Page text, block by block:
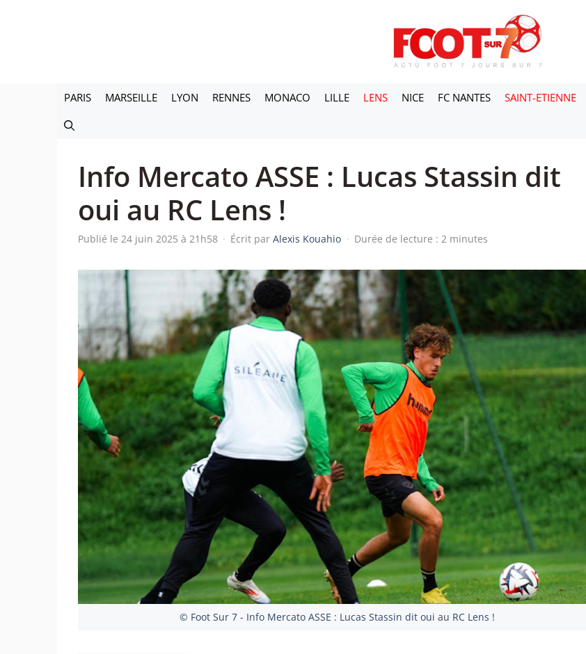
PARIS MARSEILLE LYON RENNES MONACO LILLE LENS NICE FC NANTES SAINT-ETIENNE
Info Mercato ASSE : Lucas Stassin dit
oui au RC Lens !
Publié le 24 juin 2025 à 21h58 · Écrit parAlexis Kouahio · Durée de lecture : 2 minutes
© Foot Sur 7 - Info Mercato ASSE : Lucas Stassin dit oui au RC Lens !